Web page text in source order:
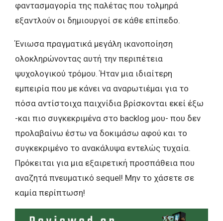
φαντασμαγορία της παλέτας που τολμηρά
εξαντλούν οι δημιουργοί σε κάθε επίπεδο.
Ένιωσα πραγματικά μεγάλη ικανοποίηση
ολοκληρώνοντας αυτή την περιπέτεια
ψυχολογικού τρόμου. Ήταν μια ιδιαίτερη
εμπειρία που με κάνει να αναρωτιέμαι για το
πόσα αντίστοιχα παιχνίδια βρίσκονται εκεί έξω
-και πιο συγκεκριμένα στο backlog μου- που δεν
προλαβαίνω έστω να δοκιμάσω αφού και το
συγκεκριμένο το ανακάλυψα εντελώς τυχαία.
Πρόκειται για μια εξαιρετική προσπάθεια που
αναζητά πνευματικό sequel! Μην το χάσετε σε
καμία περίπτωση!